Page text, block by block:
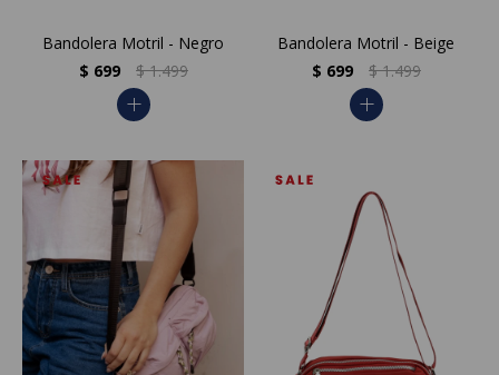
Bandolera Motril - Negro
$ 699 $ 1.499
add
Bandolera Motril - Beige
$ 699 $ 1.499
add